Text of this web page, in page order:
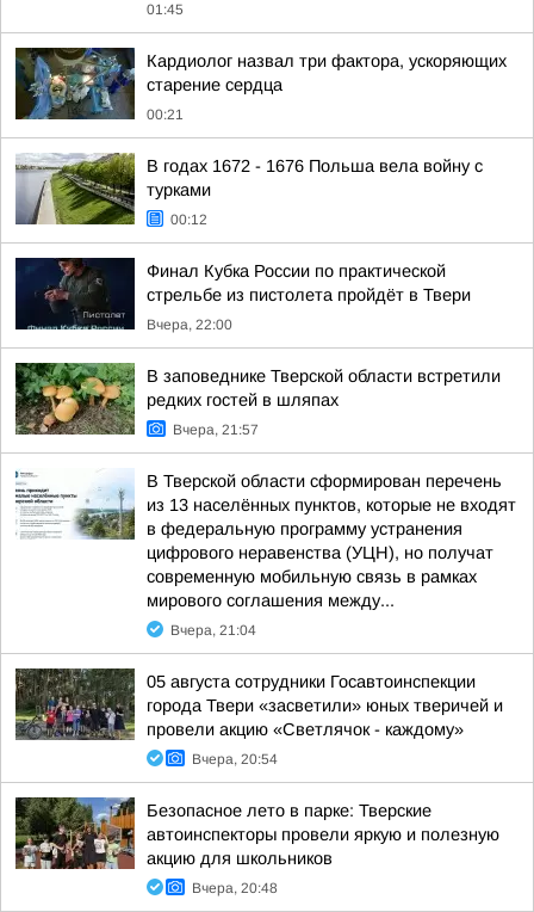
01:45
Кардиолог назвал три фактора, ускоряющих
старение сердца
00:21
В годах 1672 - 1676 Польша вела войну с
турками
00:12
Финал Кубка России по практической
стрельбе из пистолета пройдёт в Твери
Вчера, 22:00
В заповеднике Тверской области встретили
редких гостей в шляпах
Вчера, 21:57
В Тверской области сформирован перечень
из 13 населённых пунктов, которые не входят
в федеральную программу устранения
цифрового неравенства (УЦН), но получат
современную мобильную связь в рамках
мирового соглашения между...
Вчера, 21:04
05 августа сотрудники Госавтоинспекции
города Твери «засветили» юных тверичей и
провели акцию «Светлячок - каждому»
Вчера, 20:54
Безопасное лето в парке: Тверские
автоинспекторы провели яркую и полезную
акцию для школьников
Вчера, 20:48